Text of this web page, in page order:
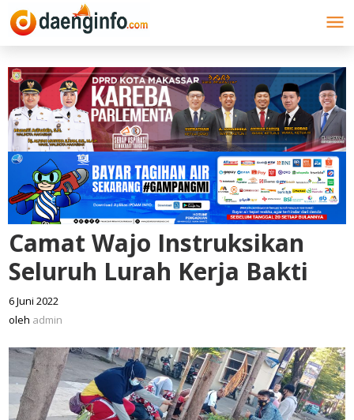
Lewati
ke
Camat Wajo Instruksikan
Seluruh Lurah Kerja Bakti
6 Juni 2022
oleh admin